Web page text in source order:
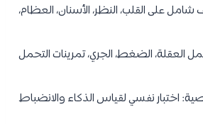
على القلب، النظر، الأسنان، العظام،
العقلة، الضغط، الجري، تمرينات التحمل
اختبار نفسي لقياس الذكاء والانضباط